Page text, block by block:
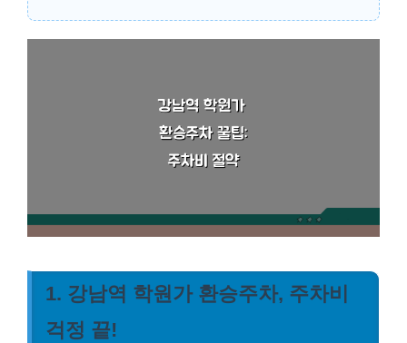
1. 강남역 학원가 환승주차, 주차비
걱정 끝!